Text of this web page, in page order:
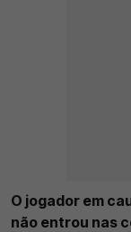
O jogador em
não entrou nas